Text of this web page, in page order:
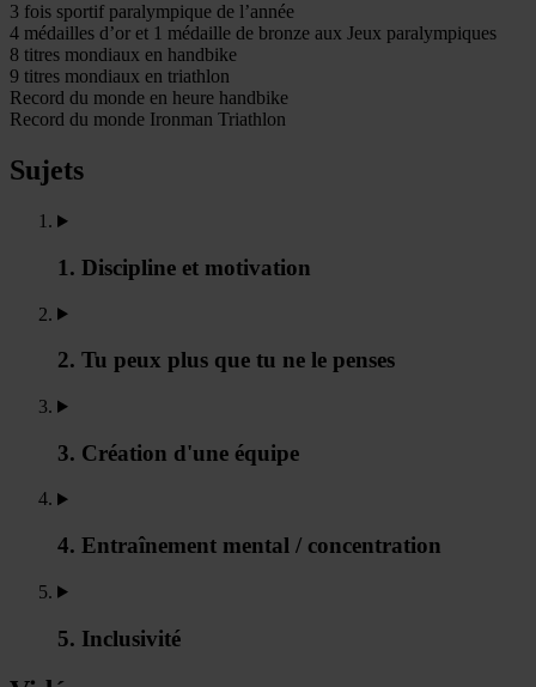
3 fois sportif paralympique de l’année
4 médailles d’or et 1 médaille de bronze aux Jeux paralympiques
8 titres mondiaux en handbike
9 titres mondiaux en triathlon
Record du monde en heure handbike
Record du monde Ironman Triathlon
Sujets
1. Discipline et motivation
2. Tu peux plus que tu ne le penses
3. Création d'une équipe
4. Entraînement mental / concentration
5. Inclusivité